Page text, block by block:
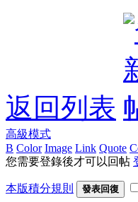
返回列表
高級模式
B Color Image Link Quote
您需要登錄後才可以回帖
本版積分規則 發表回復